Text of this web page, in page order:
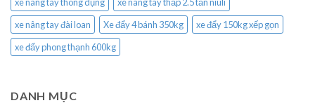
xe nâng tay đài loan
Xe đẩy 4 bánh 350kg
xe đẩy 150kg xếp gọn
xe đẩy phong thạnh 600kg
DANH MỤC